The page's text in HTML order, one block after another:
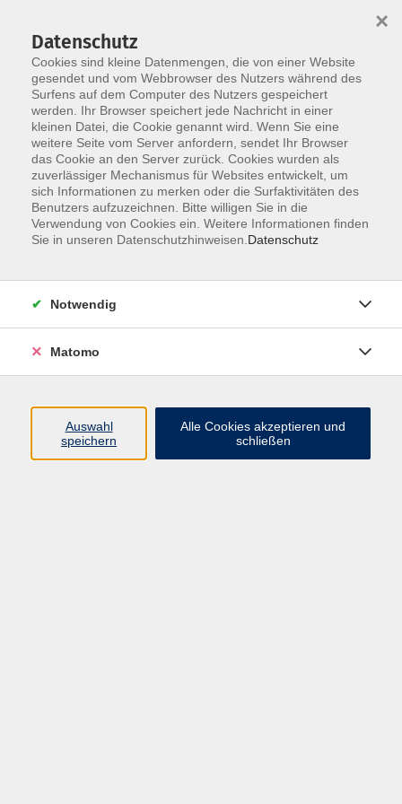
Skip to main content
Der Kurs konnte nicht gefunden werden.
Impressum
Datenschutz
Cookies sind kleine Datenmengen, die von einer Website
gesendet und vom Webbrowser des Nutzers während des
Surfens auf dem Computer des Nutzers gespeichert
werden. Ihr Browser speichert jede Nachricht in einer
kleinen Datei, die Cookie genannt wird. Wenn Sie eine
weitere Seite vom Server anfordern, sendet Ihr Browser
das Cookie an den Server zurück. Cookies wurden als
zuverlässiger Mechanismus für Websites entwickelt, um
sich Informationen zu merken oder die Surfaktivitäten des
Benutzers aufzuzeichnen. Bitte willigen Sie in die
Verwendung von Cookies ein. Weitere Informationen finden
Sie in unseren Datenschutzhinweisen. Datenschutz
×
Notwendig
Matomo
Auswahl
speichern
Alle Cookies akzeptieren und
schließen